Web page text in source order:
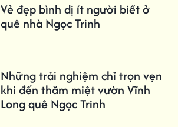
Vẻ đẹp bình dị ít người biết ở
quê nhà Ngọc Trinh
Những trải nghiệm chỉ trọn vẹn
khi đến thăm miệt vườn Vĩnh
Long quê Ngọc Trinh